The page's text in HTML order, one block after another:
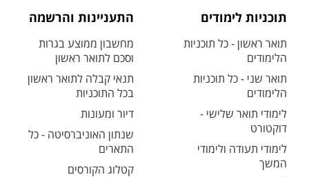
תוכניות לימודים
תואר ראשון - כל תוכניות
הלימודים
תואר שני - כל תוכניות
הלימודים
לימודי תואר שלישי -
דוקטורט
לימודי תעודה ולימודי
המשך
התעניינות והרשמה
מחשבון ממוצע בגרות
וסכם לתואר ראשון
תנאי קבלה לתואר ראשון
בכל התוכניות
דיור ומעונות
שנתון האוניברסיטה - כל
התארים
קטלוג הקורסים